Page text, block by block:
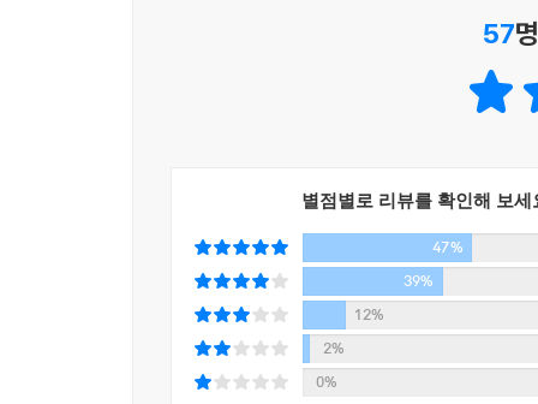
57
별점별로 리뷰를 확인해 보세
47%
39%
12%
2%
0%